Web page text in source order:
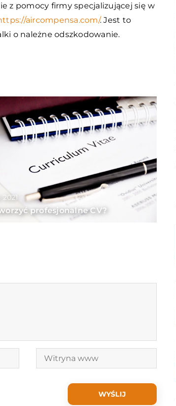
z pomocy firmy specjalizującej się w
aircompensa.com/. Jest to
o należne odszkodowanie.
profesjonalne CV?